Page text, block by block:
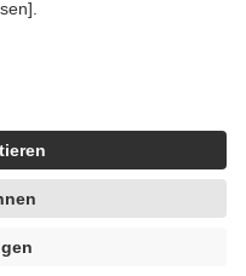
um echte Bewertungen
4419944605341
Zuhilfenahme künstlicher